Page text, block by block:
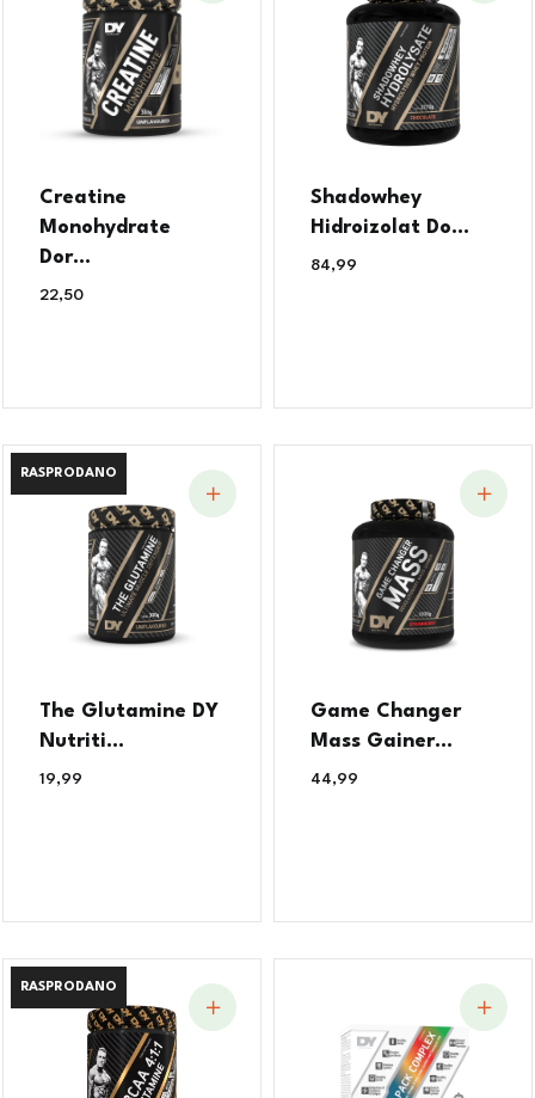
Creatine
Monohydrate
Dor...
22,50
Shadowhey
Hidroizolat Do...
84,99
RASPRODANO
RASPRODANO
The Glutamine DY
Nutriti...
19,99
Game Changer
Mass Gainer...
44,99
RASPRODANO
RASPRODANO